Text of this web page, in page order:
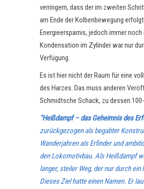
verringern, dass der im zweiten
am Ende der Kolbenbewegung
Energieersparnis, jedoch immer
Kondensation im Zylinder war nur
Verfügung.
Es ist hier nicht der Raum für eine
des Harzes. Das muss anderen
Schmidtsche Schack, zu dessen
"Heißdampf – das Geheimnis des
zurückgezogen als begabter
Wanderjahren als Erfinder und
den Lokomotivbau. Als Heißdampf
langer, steiler Weg, der nur durch
Dieses Ziel hatte einen Namen. Er